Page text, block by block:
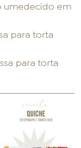
umedecido em
para torta
para torta